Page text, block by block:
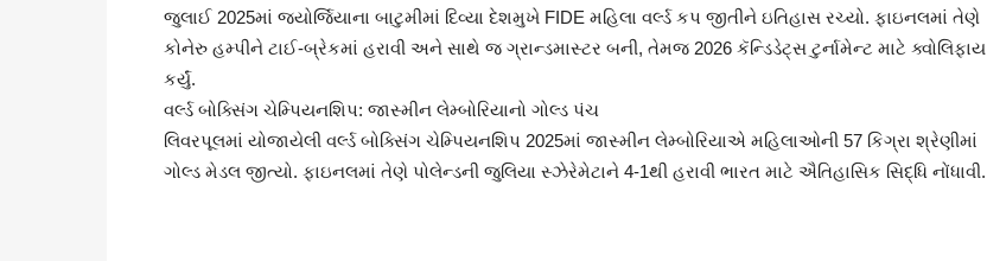
જુલાઈ 2025માં જ્યોર્જિયાના બાટુમીમાં દિવ્યા દેશમુખે FIDE મહિલા વર્લ્ડ કપ જીતીને ઇતિહાસ રચ્યો. ફાઇનલમાં તેણે
કોનેરુ હમ્પીને ટાઈ-બ્રેકમાં હરાવી અને સાથે જ ગ્રાન્ડમાસ્ટર બની, તેમજ 2026 કૅન્ડિડેટ્સ ટુર્નામેન્ટ માટે ક્વોલિફાય
કર્યું.
વર્લ્ડ બોક્સિંગ ચેમ્પિયનશિપ: જાસ્મીન લેમ્બોરિયાનો ગોલ્ડ પંચ
લિવરપૂલમાં યોજાયેલી વર્લ્ડ બોક્સિંગ ચેમ્પિયનશિપ 2025માં જાસ્મીન લેમ્બોરિયાએ મહિલાઓની 57 કિગ્રા શ્રેણીમાં
ગોલ્ડ મેડલ જીત્યો. ફાઇનલમાં તેણે પોલેન્ડની જુલિયા સ્ઝેરેમેટાને 4-1થી હરાવી ભારત માટે ઐતિહાસિક સિદ્ધિ નોંધાવી.